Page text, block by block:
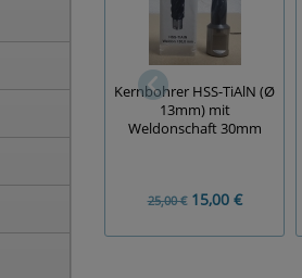
Kernbohrer HSS-TiAlN (Ø
13mm) mit
Weldonschaft 30mm
25,00 €15,00 €